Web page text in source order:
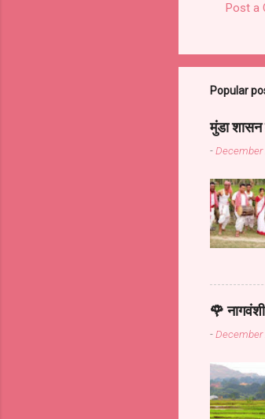
m
m
n
t
s
Post a
Popular
मुंडा
-December
🌹
-December